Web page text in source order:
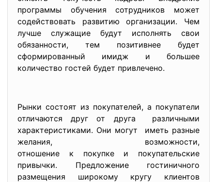
программы обучения сотрудников может
содействовать развитию организации. Чем
лучше служащие будут исполнять свои
обязанности, тем позитивнее будет
сформированный имидж и большее
количество гостей будет привлечено.
Рынки состоят из покупателей, а покупатели
отличаются друг от друга различными
характеристиками. Они могут иметь разные
желания, возможности,
отношение к покупке и покупательские
привычки. Предложение гостиничного
размещения широкому кругу клиентов